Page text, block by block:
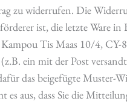
zu widerrufen. Die
ist, die letzte Ware in
Tis Maas 10/4, CY-
ein mit der Post
das beigefügte Muster-
aus, dass Sie die